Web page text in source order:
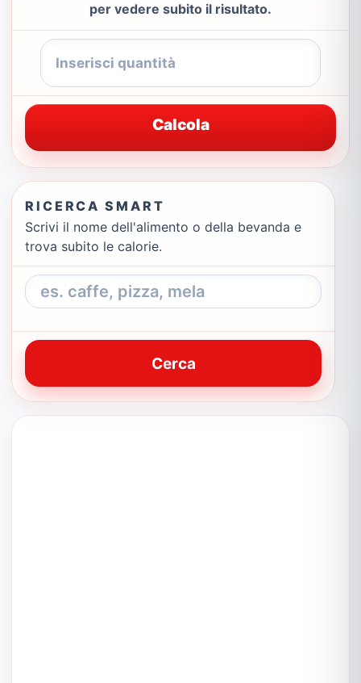
per vedere subito il risultato.
Calcola
RICERCA SMART
Scrivi il nome dell'alimento o della bevanda e
trova subito le calorie.
Cerca